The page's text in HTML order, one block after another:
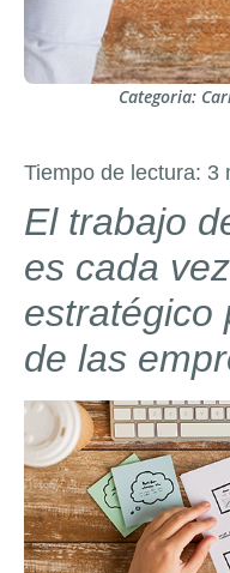
Categoria:
Tiempo de lectura: 3
El trabajo
es cada
estratégico
de las